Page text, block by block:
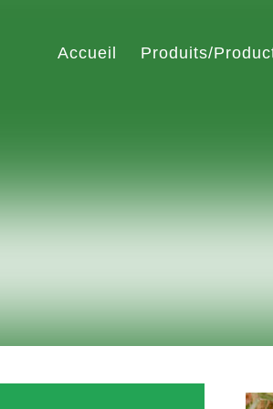
Accueil Produits/